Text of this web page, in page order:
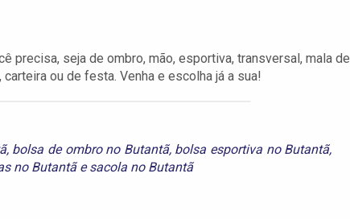
precisa, seja de ombro, mão, esportiva, transversal, mala de
ou de festa. Venha e escolha já a sua!
, bolsa de ombro no Butantã, bolsa esportiva no Butantã,
no Butantãesacola no Butantã